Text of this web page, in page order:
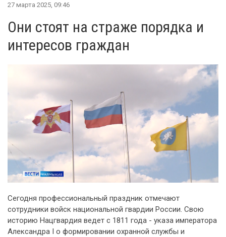
27 марта 2025, 09:46
Они стоят на страже порядка и
интересов граждан
Сегодня профессиональный праздник отмечают
сотрудники войск национальной гвардии России. Свою
историю Нацгвардия ведет с 1811 года - указа императора
Александра I о формировании охранной службы и